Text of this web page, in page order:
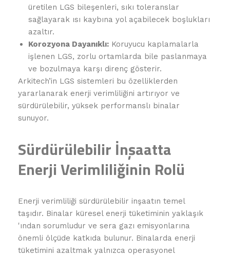
üretilen LGS bileşenleri, sıkı toleranslar
sağlayarak ısı kaybına yol açabilecek boşlukları
azaltır.
Korozyona Dayanıklı: Koruyucu kaplamalarla
işlenen LGS, zorlu ortamlarda bile paslanmaya
ve bozulmaya karşı direnç gösterir.
Arkitech’in LGS sistemleri bu özelliklerden
yararlanarak enerji verimliliğini artırıyor ve
sürdürülebilir, yüksek performanslı binalar
sunuyor.
Sürdürülebilir İnşaatta
Enerji Verimliliğinin Rolü
Enerji verimliliği sürdürülebilir inşaatın temel
taşıdır. Binalar küresel enerji tüketiminin yaklaşık
'ından sorumludur ve sera gazı emisyonlarına
önemli ölçüde katkıda bulunur. Binalarda enerji
tüketimini azaltmak yalnızca operasyonel